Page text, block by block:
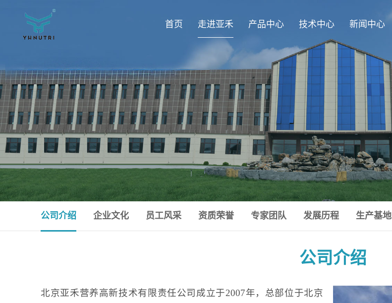
首页 走进亚禾 产品中心 技术中心 新闻中心
公司介绍 企业文化 员工风采 资质荣誉 专家团队 发展历程 生产基地
公司介绍
北京亚禾营养高新技术有限责任公司成立于2007年，总部位于北京